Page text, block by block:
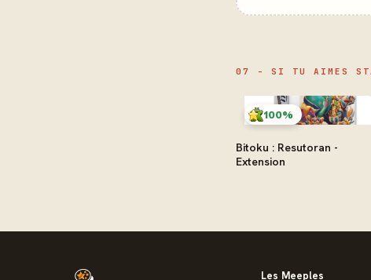
07 - SI TU AIMES
100%
Bitoku : Resutoran -
Extension
Les Meeples